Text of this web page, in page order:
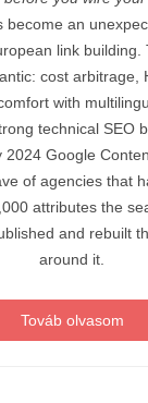
become an
link building.
cost arbitrage,
with
technical SEO
2024 Google
of agencies that
attributes the
and rebuilt
around it.
Továb olvasom